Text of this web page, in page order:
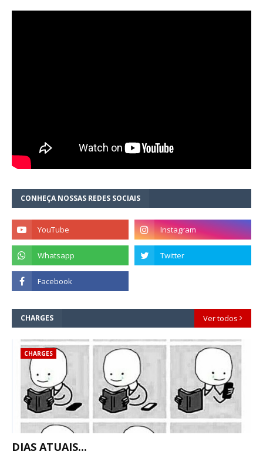
CONHEÇA NOSSAS REDES SOCIAIS
CHARGES Ver todos
CHARGES
DIAS ATUAIS...